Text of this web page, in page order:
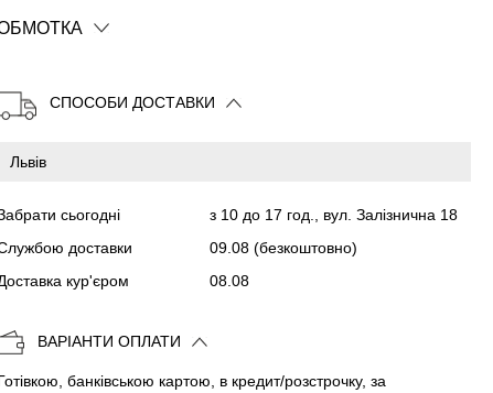
СПОСОБИ ДОСТАВКИ
сьогодні
з 10 до 17 год., вул. Залізнична 18
доставки
09.08 (безкоштовно)
кур'єром
08.08
ВАРІАНТИ ОПЛАТИ
банківською картою, в кредит/розстрочку, за